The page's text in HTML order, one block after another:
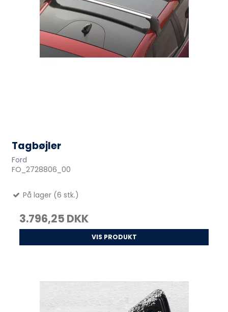
Tagbøjler
Ford
FO_2728806_00
På lager (6 stk.)
3.796,25 DKK
VIS PRODUKT